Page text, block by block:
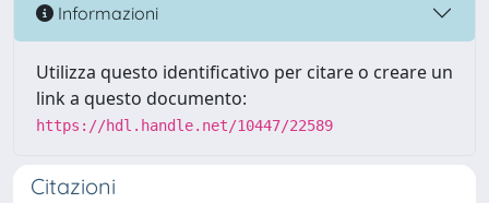
Informazioni
Utilizza questo identificativo per citare o creare un
link a questo documento:
https://hdl.handle.net/10447/22589
Citazioni